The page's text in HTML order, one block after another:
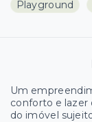
Playground
Um
conforto e lazer
do imóvel